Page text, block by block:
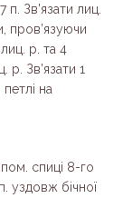
Зв’язати лиц.
пров’язуючи
р. та 4
р. Зв’язати 1
на
спиці 8-го
уздовж бічної